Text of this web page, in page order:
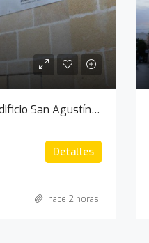
Despachos P-22 y P-23 en edificio San Agustín (Jerez de la Frontera)
Detalles
hace 2 horas